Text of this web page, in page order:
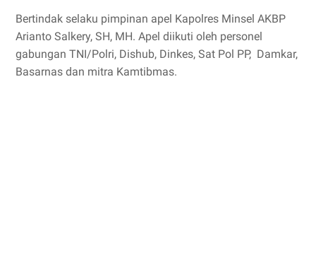
Bertindak selaku pimpinan apel Kapolres Minsel AKBP
Arianto Salkery, SH, MH. Apel diikuti oleh personel
gabungan TNI/Polri, Dishub, Dinkes, Sat Pol PP, Damkar,
Basarnas dan mitra Kamtibmas.